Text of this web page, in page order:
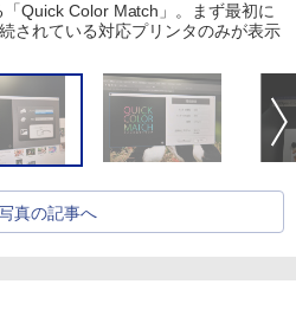
Quick Color Match」。まず最初に
されている対応プリンタのみが表示
真の記事へ